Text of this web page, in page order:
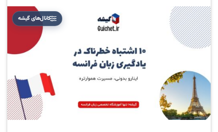
کانال‌های گیشه